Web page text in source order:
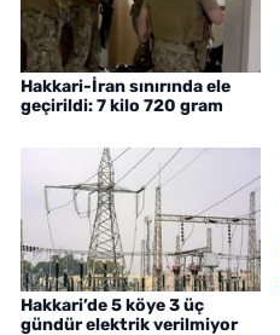
Hakkari-İran sınırında ele
geçirildi: 7 kilo 720 gram
Hakkari’de 5 köye 3 üç
gündür elektrik verilmiyor